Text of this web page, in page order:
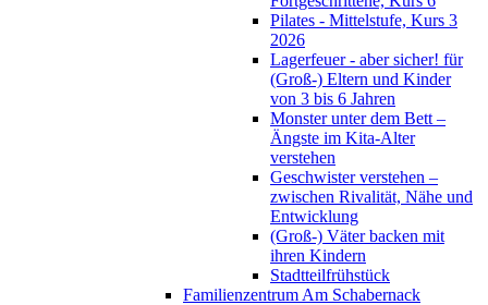
Pilates - Mittelstufe, Kurs 3
2026
Lagerfeuer - aber sicher! für
(Groß-) Eltern und Kinder
von 3 bis 6 Jahren
Monster unter dem Bett –
Ängste im Kita-Alter
verstehen
Geschwister verstehen –
zwischen Rivalität, Nähe und
Entwicklung
(Groß-) Väter backen mit
ihren Kindern
Stadtteilfrühstück
Familienzentrum Am Schabernack